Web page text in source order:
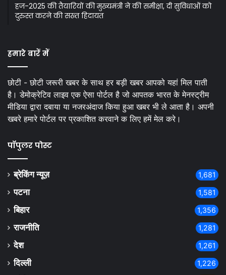
हज-2025 की तैयारियों की मुख्यमंत्री ने की समीक्षा, दी सुविधाओं को
दुरुस्त करने की सख्त हिदायत
हमारे बारें में
छोटी - छोटी जरूरी खबर के साथ हर बड़ी खबर आपको यहां मिल पाती
है। डेमोक्रेटिव लाइव एक ऐसा पोर्टल है जो आपतक भारत के मेनस्ट्रीम
मीडिया द्वारा दबाया या नजरअंदाज किया हुआ खबर भी ले आता है। अपनी
खबरे हमारे पोर्टल पर प्रकाशित करवाने क लिए हमें मेल करे।
पॉपुलर पोस्ट
ब्रेकिंग न्यूज़ 1,681
पटना 1,581
बिहार 1,356
राजनीति 1,281
देश 1,261
दिल्ली 1,226